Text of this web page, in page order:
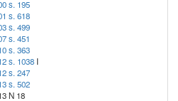
s. 195
s. 618
s. 499
s. 451
s. 363
s. 1038I
s. 247
s. 502
N 18